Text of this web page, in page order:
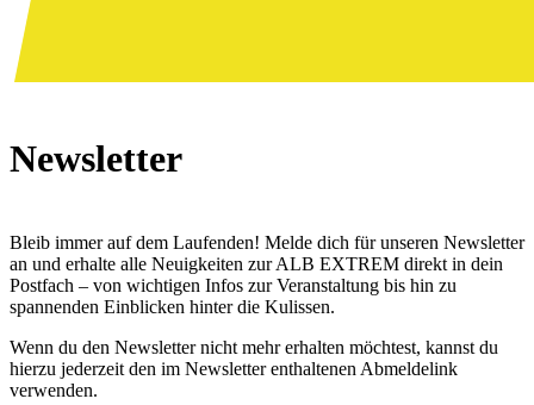
Newsletter
Bleib immer auf dem Laufenden! Melde dich für unseren Newsletter
an und erhalte alle Neuigkeiten zur ALB EXTREM direkt in dein
Postfach – von wichtigen Infos zur Veranstaltung bis hin zu
spannenden Einblicken hinter die Kulissen.
Wenn du den Newsletter nicht mehr erhalten möchtest, kannst du
hierzu jederzeit den im Newsletter enthaltenen Abmeldelink
verwenden.